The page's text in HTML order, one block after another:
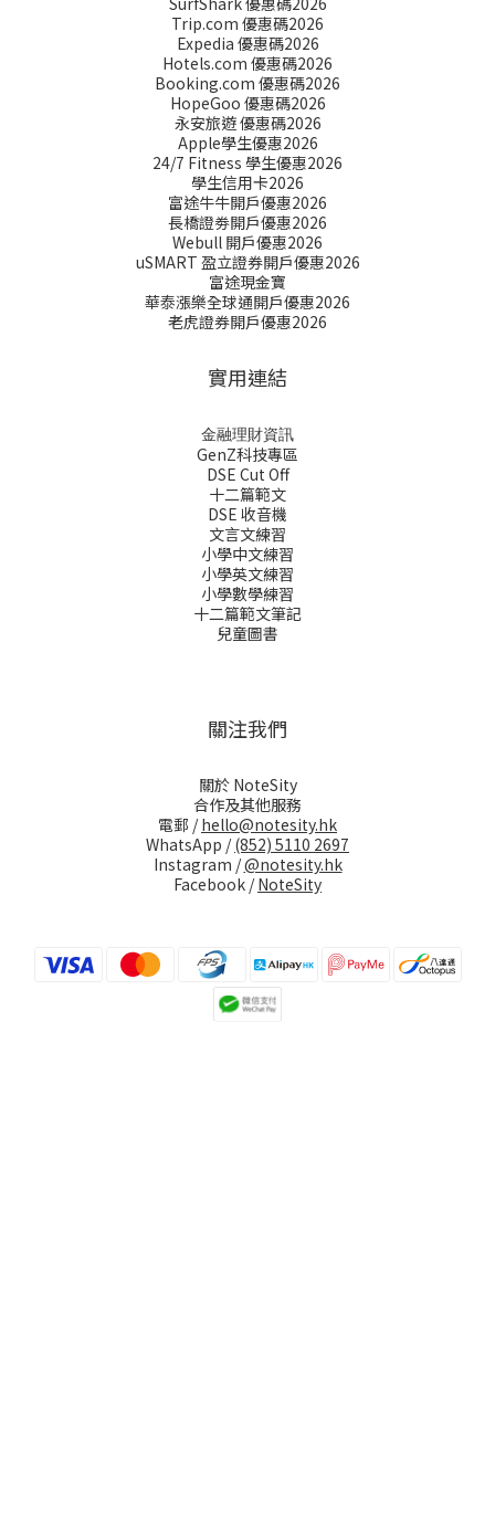
Trip.com 優惠碼2026
Expedia 優惠碼2026
Hotels.com 優惠碼2026
Booking.com 優惠碼2026
HopeGoo 優惠碼2026
永安旅遊 優惠碼2026
Apple學生優惠2026
24/7 Fitness 學生優惠2026
學生信用卡2026
富途牛牛開戶優惠2026
長橋證劵開戶優惠2026
Webull 開戶優惠2026
uSMART 盈立證券開戶優惠2026
富途現金寶
華泰漲樂全球通開戶優惠2026
老虎證券開戶優惠2026
實用連結
金融理財資訊
GenZ科技專區
DSE Cut Off
十二篇範文
DSE 收音機
文言文練習
小學中文練習
小學英文練習
小學數學練習
十二篇範文筆記
兒童圖書
關注我們
關於 NoteSity
合作及其他服務
電郵 /hello@notesity.hk
WhatsApp /(852) 5110 2697
Instagram /@notesity.hk
Facebook /NoteSity